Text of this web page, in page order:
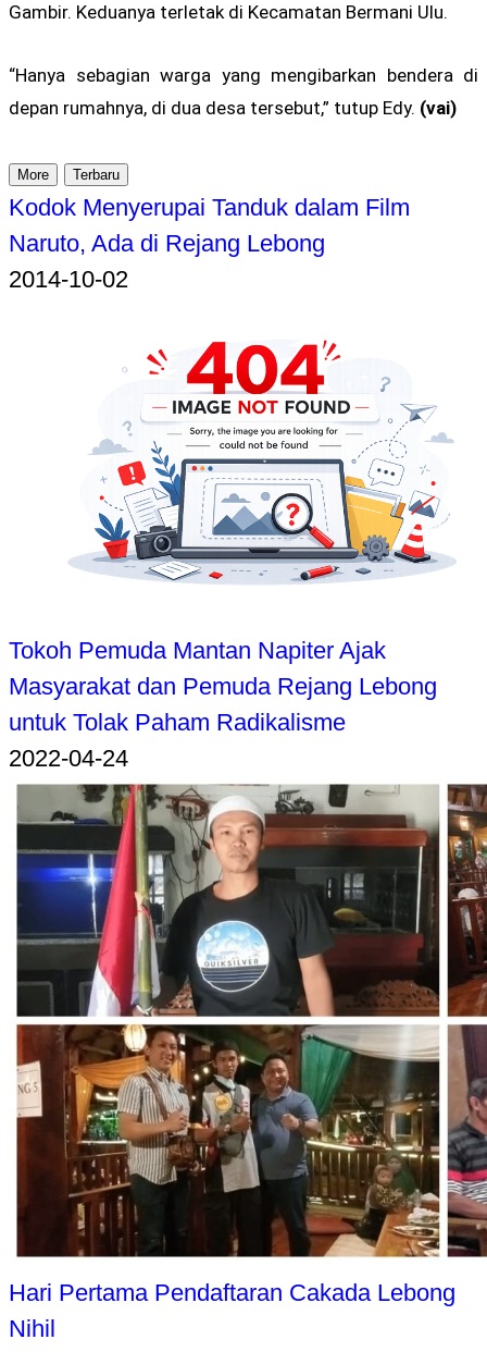
Gambir. Keduanya terletak di Kecamatan Bermani Ulu.
“Hanya sebagian warga yang mengibarkan bendera di
depan rumahnya, di dua desa tersebut,” tutup Edy. (vai)
More Terbaru
Kodok Menyerupai Tanduk dalam Film
Naruto, Ada di Rejang Lebong
2014-10-02
Tokoh Pemuda Mantan Napiter Ajak
Masyarakat dan Pemuda Rejang Lebong
untuk Tolak Paham Radikalisme
2022-04-24
Hari Pertama Pendaftaran Cakada Lebong
Nihil